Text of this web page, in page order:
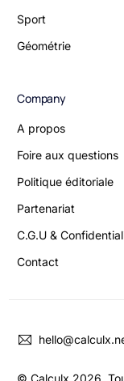
Sport
Géométrie
Company
A propos
Foire aux questions
Politique éditoriale
Partenariat
C.G.U &
Contact
© Calculx 2026